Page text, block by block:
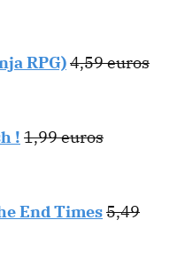
RPG)4,59 euros
! 1,99 euros
End Times5,49